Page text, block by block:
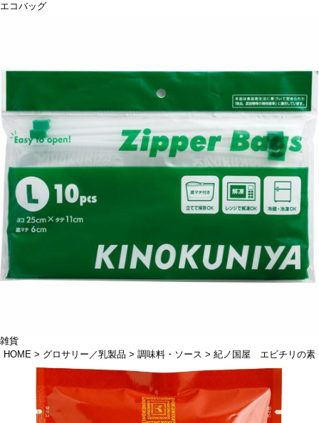
エコバッグ
雑貨
HOME
グロサリー／乳製品 調味料・ソース 紀ノ国屋 エビチリの素